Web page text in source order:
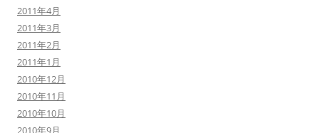
2011年4月
2011年3月
2011年2月
2011年1月
2010年12月
2010年11月
2010年10月
2010年9月